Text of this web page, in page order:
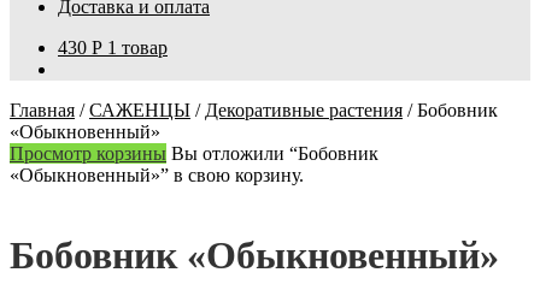
Доставка и оплата
430 Р 1 товар
Главная /САЖЕНЦЫ / Декоративные растения /Бобовник
«Обыкновенный»
Просмотр корзины Вы отложили “Бобовник
«Обыкновенный»” в свою корзину.
Бобовник «Обыкновенный»